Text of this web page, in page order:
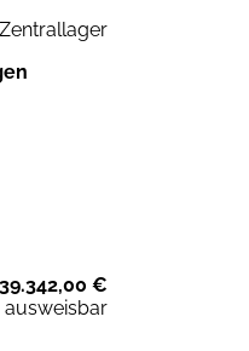
Zentrallager
39.342,00 €
ausweisbar